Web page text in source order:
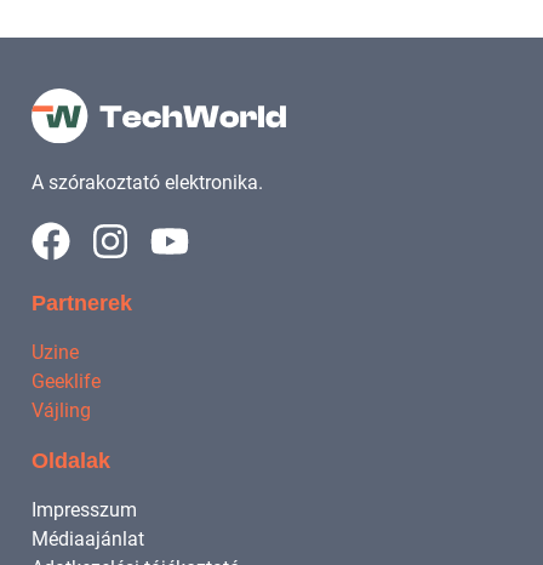
A szórakoztató elektronika.
Partnerek
Uzine
Geeklife
Vájling
Oldalak
Impresszum
Médiaajánlat